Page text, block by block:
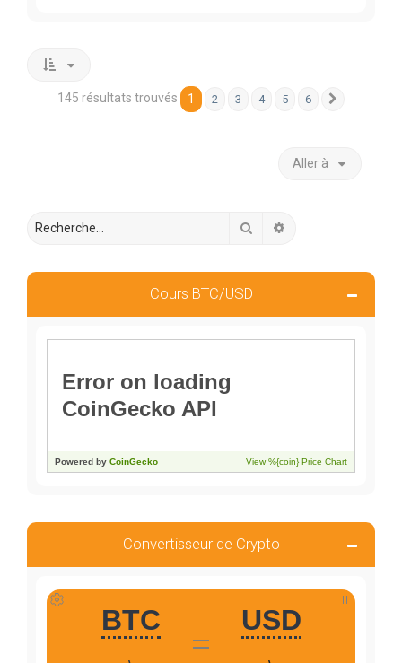
145 résultats trouvés 1 2 3 4 5 6
Aller à
Rechercher
Cours BTC/USD
Convertisseur de Crypto